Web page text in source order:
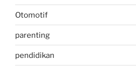
Otomotif
parenting
pendidikan